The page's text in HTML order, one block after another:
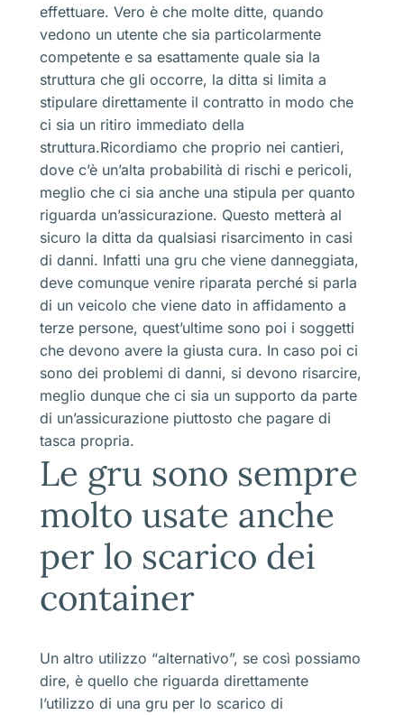
effettuare. Vero è che molte ditte, quando
vedono un utente che sia particolarmente
competente e sa esattamente quale sia la
struttura che gli occorre, la ditta si limita a
stipulare direttamente il contratto in modo che
ci sia un ritiro immediato della
struttura.Ricordiamo che proprio nei cantieri,
dove c’è un’alta probabilità di rischi e pericoli,
meglio che ci sia anche una stipula per quanto
riguarda un’assicurazione. Questo metterà al
sicuro la ditta da qualsiasi risarcimento in casi
di danni. Infatti una gru che viene danneggiata,
deve comunque venire riparata perché si parla
di un veicolo che viene dato in affidamento a
terze persone, quest’ultime sono poi i soggetti
che devono avere la giusta cura. In caso poi ci
sono dei problemi di danni, si devono risarcire,
meglio dunque che ci sia un supporto da parte
di un’assicurazione piuttosto che pagare di
tasca propria.
Le gru sono sempre
molto usate anche
per lo scarico dei
container
Un altro utilizzo “alternativo”, se così possiamo
dire, è quello che riguarda direttamente
l’utilizzo di una gru per lo scarico di